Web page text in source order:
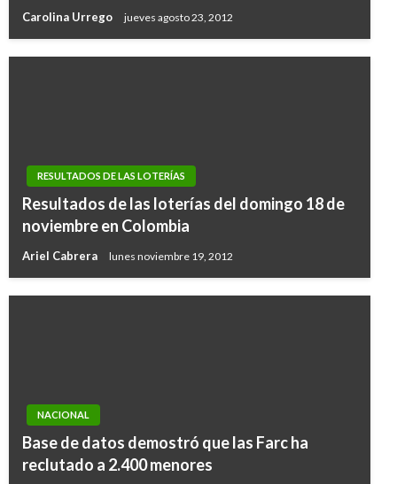
Carolina Urrego jueves agosto 23, 2012
RESULTADOS DE LAS LOTERÍAS
Resultados de las loterías del domingo 18 de
noviembre en Colombia
Ariel Cabrera lunes noviembre 19, 2012
NACIONAL
Base de datos demostró que las Farc ha
reclutado a 2.400 menores